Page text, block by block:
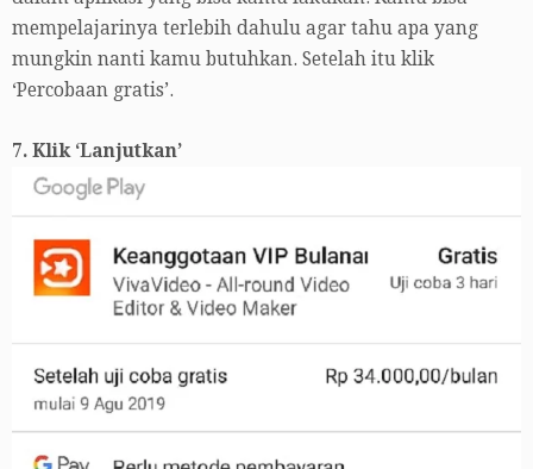
mempelajarinya terlebih dahulu agar tahu apa yang
mungkin nanti kamu butuhkan. Setelah itu klik
‘Percobaan gratis’.
7. Klik ‘Lanjutkan’